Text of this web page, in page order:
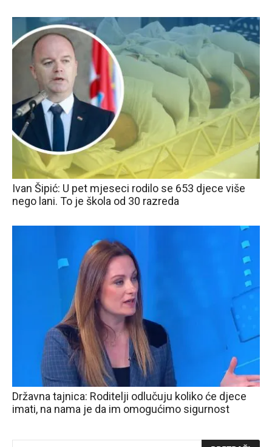
Ivan Šipić: U pet mjeseci rodilo se 653 djece više
nego lani. To je škola od 30 razreda
Državna tajnica: Roditelji odlučuju koliko će djece
imati, na nama je da im omogućimo sigurnost